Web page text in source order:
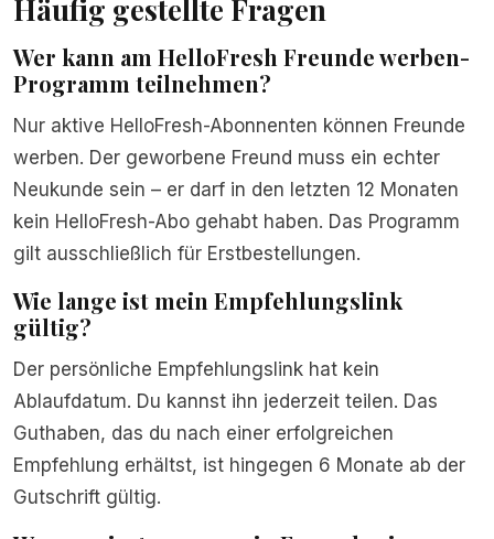
Häufig gestellte Fragen
Wer kann am HelloFresh Freunde werben-
Programm teilnehmen?
Nur aktive HelloFresh-Abonnenten können Freunde
werben. Der geworbene Freund muss ein echter
Neukunde sein – er darf in den letzten 12 Monaten
kein HelloFresh-Abo gehabt haben. Das Programm
gilt ausschließlich für Erstbestellungen.
Wie lange ist mein Empfehlungslink
gültig?
Der persönliche Empfehlungslink hat kein
Ablaufdatum. Du kannst ihn jederzeit teilen. Das
Guthaben, das du nach einer erfolgreichen
Empfehlung erhältst, ist hingegen 6 Monate ab der
Gutschrift gültig.